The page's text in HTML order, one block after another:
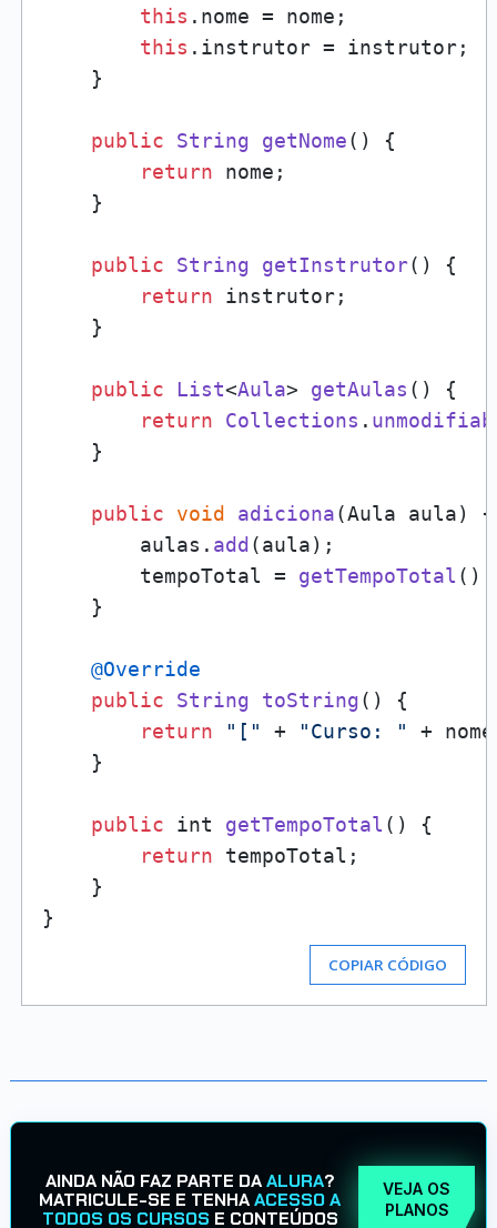
this . nome = nome;
this . instrutor = instrutor;
    }
public String getNome( ) {
return nome;
    }
public String getInstrutor( ) {
return instrutor;
    }
public List<Aula> getAulas ( ) {
return
Collections .
    }
public void adiciona(Aula aula) {
        aulas.
add (aula);
        tempoTotal =
getTempoTotal ()
    }
@Override
public
String toString( ) {
return
"[" + "Curso: "
+
    }
public int getTempoTotal ( ) {
return tempoTotal;
    }
COPIAR CÓDIGO
AINDA NÃO FAZ PARTE DAALURA?
MATRICULE-SE E TENHAACESSO A
TODOS OS CURSOS E CONTEÚDOS
VEJA OS
PLANOS